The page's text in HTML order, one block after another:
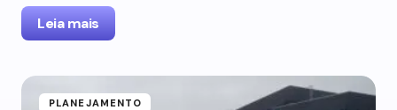
Leia mais
PLANEJAMENTO